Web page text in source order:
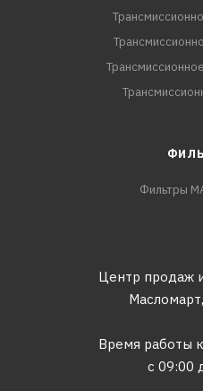
Фильтры
Центр продаж
Масломарт,
Время работы
с 09:00